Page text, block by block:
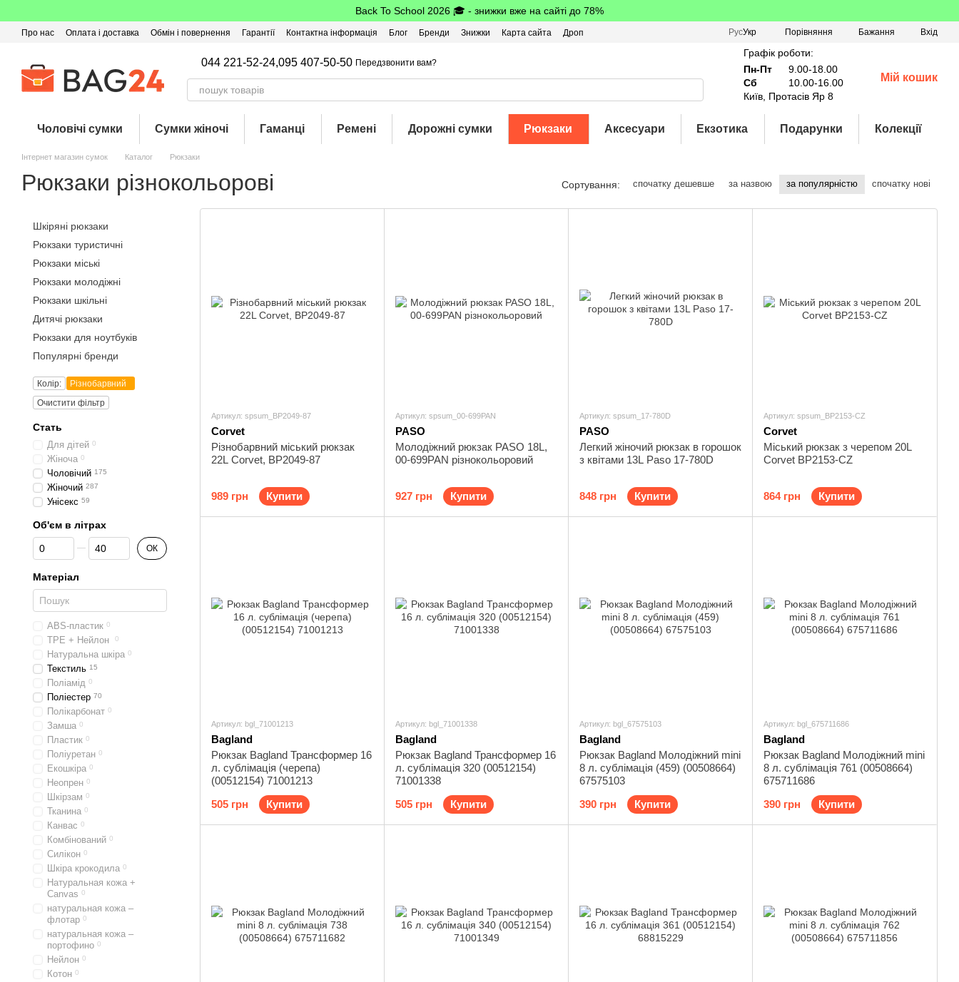
Back To School 2026 🎓 - знижки вже на сайті до 78%
Про нас Оплата і доставка Обмін і повернення Гарантії Контактна інформація Блог Бренди Знижки Карта сайта
Дроп
РусУкр Порівняння Бажання Вхід
044 221-52-24,095 407-50-50 Передзвонити вам?
Графік роботи:
Пн-Пт
9.00-18.00
Сб
10.00-16.00
Київ, Протасів Яр 8
Мій кошик
Чоловічі сумки Сумки жіночі Гаманці Ремені Дорожні сумки Рюкзаки Аксесуари Екзотика Подарунки Колекції
Інтернет магазин сумок Каталог Рюкзаки
Рюкзаки різнокольорові Сортування: спочатку дешевше за назвою за популярністю спочатку нові
Артикул: spsum_BP2049-87
Corvet
Різнобарвний міський рюкзак
22L Corvet, BP2049-87
989 грн Купити
Артикул: spsum_00-699PAN
PASO
Молодіжний рюкзак PASO 18L,
00-699PAN різнокольоровий
927 грн Купити
Артикул: spsum_17-780D
PASO
Легкий жіночий рюкзак в горошок
з квітами 13L Paso 17-780D
848 грн Купити
Артикул: spsum_BP2153-CZ
Corvet
Міський рюкзак з черепом 20L
Corvet BP2153-CZ
864 грн Купити
Артикул: bgl_71001213
Bagland
Рюкзак Bagland Трансформер 16
л. сублімація (черепа)
(00512154) 71001213
505 грн
Купити
Артикул: bgl_71001338
Bagland
Рюкзак Bagland Трансформер 16
л. сублімація 320 (00512154)
71001338
505 грн
Купити
Артикул: bgl_67575103
Bagland
Рюкзак Bagland Молодіжний mini
8 л. сублімація (459) (00508664)
67575103
390 грн
Купити
Артикул: bgl_675711686
Bagland
Рюкзак Bagland Молодіжний mini
8 л. сублімація 761 (00508664)
675711686
390 грн
Купити
Шкіряні рюкзаки
Рюкзаки туристичні
Рюкзаки міські
Рюкзаки молодіжні
Рюкзаки шкільні
Дитячі рюкзаки
Рюкзаки для ноутбуків
Популярні бренди
Колір:
Різнобарвний
Очистити фільтр
Стать
Для дітей 0
Жіноча 0
Чоловічий 175
Жіночий 287
Унісекс 59
Об'єм в літрах
Від Об'єм в літрах
До Об'єм в літрах ОК
Матеріал
ABS-пластик 0
TPE + Нейлон 0
Натуральна шкіра 0
Текстиль 15
Поліамід 0
Поліестер 70
Полікарбонат 0
Замша 0
Пластик 0
Поліуретан 0
Екошкіра 0
Неопрен 0
Шкірзам 0
Тканина 0
Канвас 0
Комбінований 0
Силікон 0
Шкіра крокодила 0
Натуральная кожа +
Canvas 0
натуральная кожа –
флотар 0
натуральная кожа –
портофино 0
Нейлон 0
Котон 0